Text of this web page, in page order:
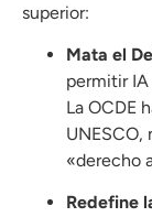
superior:
Mata el
permitir
La OCDE
UNESCO,
«derecho
Redefine